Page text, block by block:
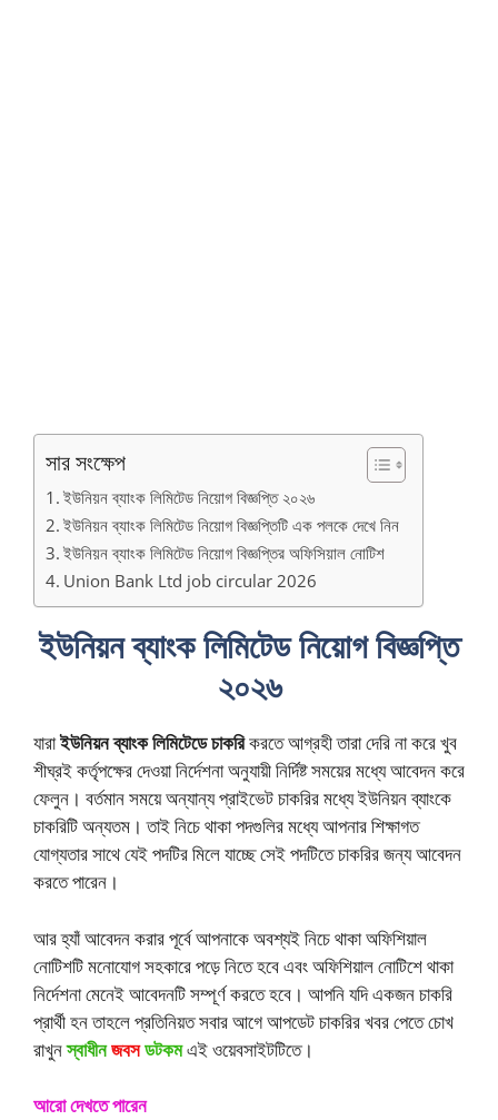
সার সংক্ষেপ
ইউনিয়ন ব্যাংক লিমিটেড নিয়োগ বিজ্ঞপ্তি ২০২৬
ইউনিয়ন ব্যাংক লিমিটেড নিয়োগ বিজ্ঞপ্তিটি এক পলকে দেখে নিন
ইউনিয়ন ব্যাংক লিমিটেড নিয়োগ বিজ্ঞপ্তির অফিসিয়াল নোটিশ
Union Bank Ltd job circular 2026
ইউনিয়ন ব্যাংক লিমিটেড নিয়োগ বিজ্ঞপ্তি
২০২৬
যারাইউনিয়ন ব্যাংক লিমিটেডে চাকরিকরতে আগ্রহী তারা দেরি না করে খুব
শীঘ্রই কর্তৃপক্ষের দেওয়া নির্দেশনা অনুযায়ী নির্দিষ্ট সময়ের মধ্যে আবেদন করে
ফেলুন। বর্তমান সময়ে অন্যান্য প্রাইভেট চাকরির মধ্যে ইউনিয়ন ব্যাংকে
চাকরিটি অন্যতম। তাই নিচে থাকা পদগুলির মধ্যে আপনার শিক্ষাগত
যোগ্যতার সাথে যেই পদটির মিলে যাচ্ছে সেই পদটিতে চাকরির জন্য আবেদন
করতে পারেন।
আর হ্যাঁ আবেদন করার পূর্বে আপনাকে অবশ্যই নিচে থাকা অফিশিয়াল
নোটিশটি মনোযোগ সহকারে পড়ে নিতে হবে এবং অফিশিয়াল নোটিশে থাকা
নির্দেশনা মেনেই আবেদনটি সম্পূর্ণ করতে হবে। আপনি যদি একজন চাকরি
প্রার্থী হন তাহলে প্রতিনিয়ত সবার আগে আপডেট চাকরির খবর পেতে চোখ
রাখুনস্বাধীনজবসডটকমএই ওয়েবসাইটটিতে।
আরো দেখতে পারেন